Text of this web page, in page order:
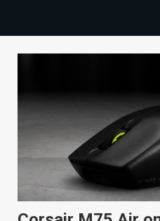
TECHBBS
HINTA.FI
VAIHDA TEEMA